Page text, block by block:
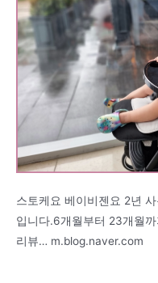
스토케요 베이비젠요 2년
입니다.6개월부터 23개월
리뷰… m.blog.naver.com